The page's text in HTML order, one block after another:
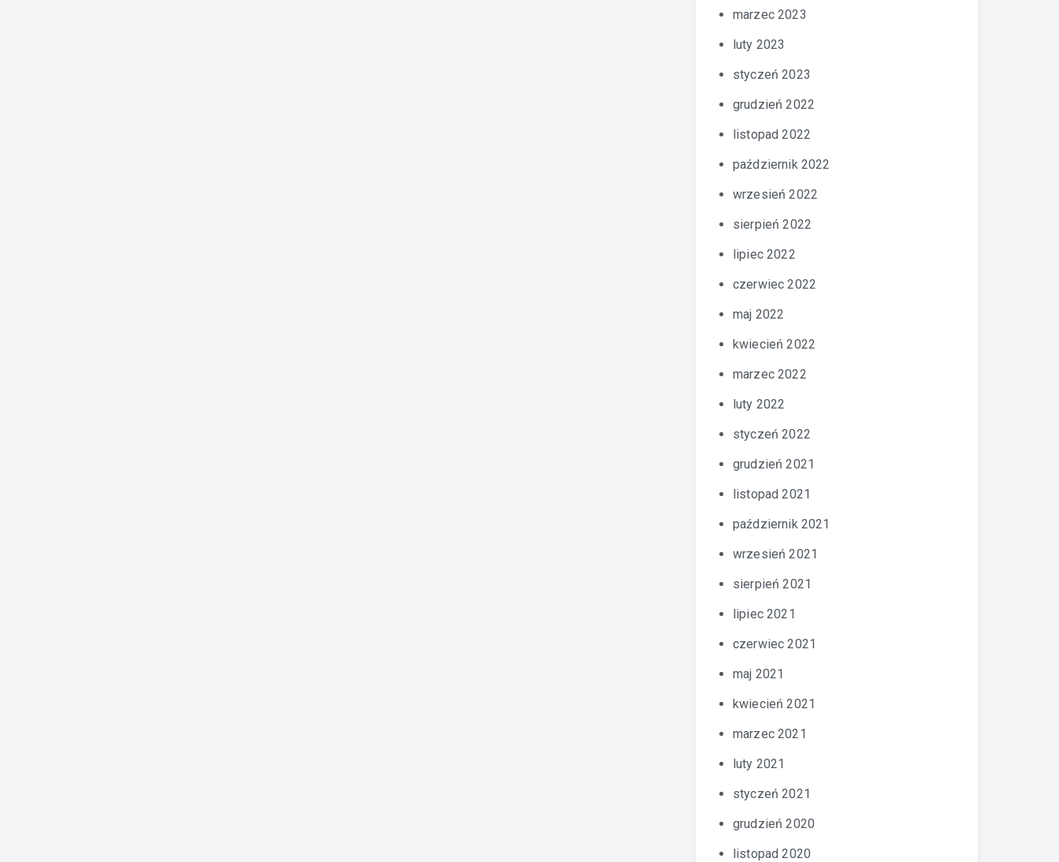
marzec 2023
luty 2023
styczeń 2023
grudzień 2022
listopad 2022
październik 2022
wrzesień 2022
sierpień 2022
lipiec 2022
czerwiec 2022
maj 2022
kwiecień 2022
marzec 2022
luty 2022
styczeń 2022
grudzień 2021
listopad 2021
październik 2021
wrzesień 2021
sierpień 2021
lipiec 2021
czerwiec 2021
maj 2021
kwiecień 2021
marzec 2021
luty 2021
styczeń 2021
grudzień 2020
listopad 2020